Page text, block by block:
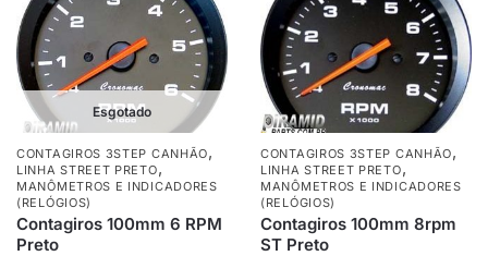
Esgotado
CONTAGIROS 3STEP CANHÃO,
LINHA STREET PRETO,
MANÔMETROS E INDICADORES
(RELÓGIOS)
Contagiros 100mm 6 RPM
Preto
CONTAGIROS 3STEP CANHÃO,
LINHA STREET PRETO,
MANÔMETROS E INDICADORES
(RELÓGIOS)
Contagiros 100mm 8rpm
ST Preto